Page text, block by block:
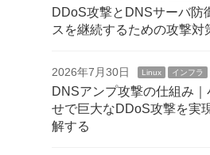
DDoS攻撃とDNSサーバ防
スを継続するための攻撃対
2026年7月30日 Linux インフラ
DNSアンプ攻撃の仕組み
せで巨大なDDoS攻撃を実
解する